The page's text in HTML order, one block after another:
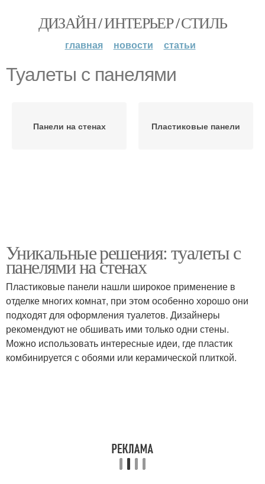
ДИЗАЙН / ИНТЕРЬЕР / СТИЛЬ
главная новости статьи
Туалеты с панелями
Панели на стенах Пластиковые панели
Уникальные решения: туалеты с
панелями на стенах
Пластиковые панели нашли широкое применение в
отделке многих комнат, при этом особенно хорошо они
подходят для оформления туалетов. Дизайнеры
рекомендуют не обшивать ими только одни стены.
Можно использовать интересные идеи, где пластик
комбинируется с обоями или керамической плиткой.